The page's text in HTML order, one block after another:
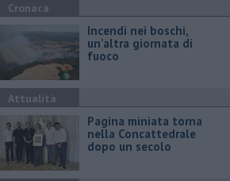
Cronaca
Incendi nei boschi,
un'altra giornata di
fuoco
Attualità
Pagina miniata torna
nella Concattedrale
dopo un secolo